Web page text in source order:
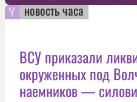
новость часа
ВСУ приказали
окруженных под
наемников —